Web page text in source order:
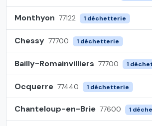
Monthyon 77122 1 déchetterie
Chessy 77700 1 déchetterie
Bailly-Romainvilliers 77700 1
Ocquerre 77440 1 déchetterie
Chanteloup-en-Brie 77600 1